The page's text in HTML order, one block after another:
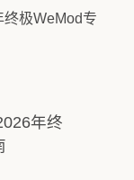
年终